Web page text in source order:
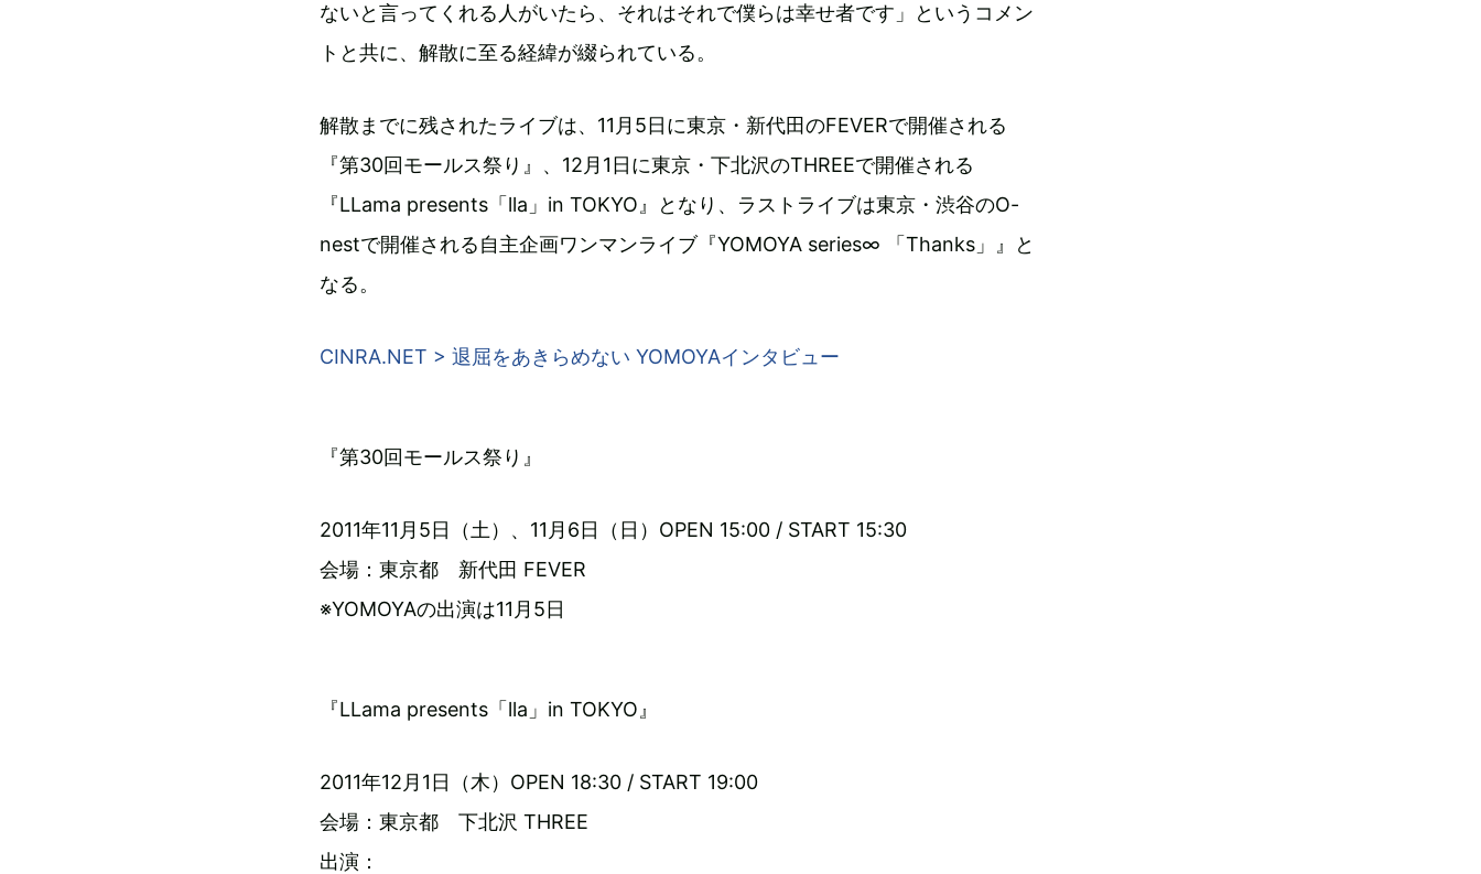
ないと言ってくれる人がいたら、それはそれで僕らは幸せ者です」というコメン
トと共に、解散に至る経緯が綴られている。
解散までに残されたライブは、11月5日に東京・新代田のFEVERで開催される
『第30回モールス祭り』、12月1日に東京・下北沢のTHREEで開催される
『LLama presents「lla」in TOKYO』となり、ラストライブは東京・渋谷のO-
nestで開催される自主企画ワンマンライブ『YOMOYA series∞ 「Thanks」』と
なる。
CINRA.NET > 退屈をあきらめない YOMOYAインタビュー
『第30回モールス祭り』
2011年11月5日（土）、11月6日（日）OPEN 15:00 / START 15:30
会場：東京都 新代田 FEVER
※YOMOYAの出演は11月5日
『LLama presents「lla」in TOKYO』
2011年12月1日（木）OPEN 18:30 / START 19:00
会場：東京都 下北沢 THREE
出演：